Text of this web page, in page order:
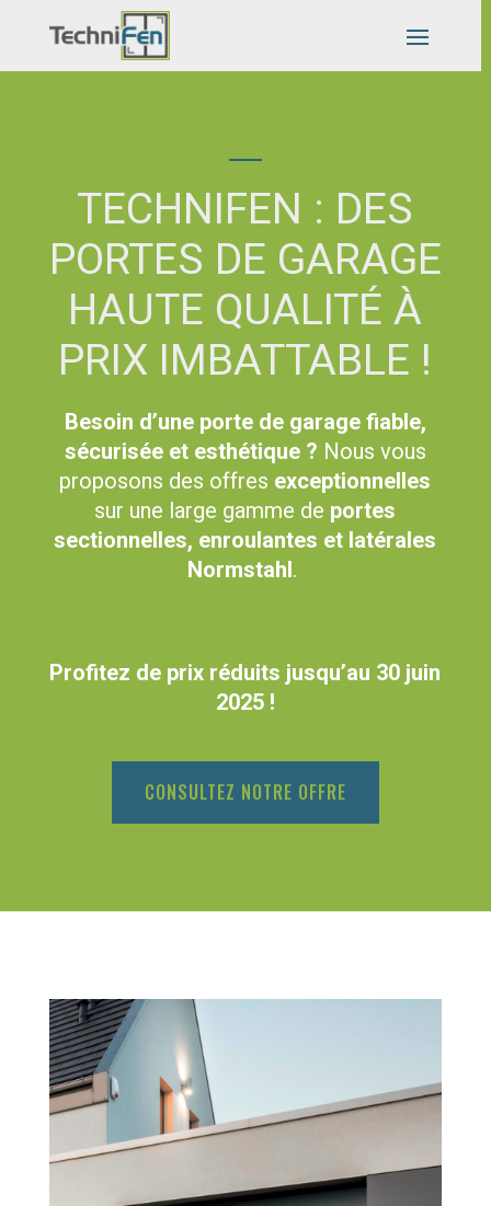
TECHNIFEN : DES
PORTES DE GARAGE
HAUTE QUALITÉ À
PRIX IMBATTABLE !
Besoin d’une porte de garage fiable,
sécurisée et esthétique ? Nous vous
proposons des offres exceptionnelles
sur une large gamme de portes
sectionnelles, enroulantes et latérales
Normstahl.
Profitez de prix réduits jusqu’au 30 juin
2025 !
CONSULTEZ NOTRE OFFRE